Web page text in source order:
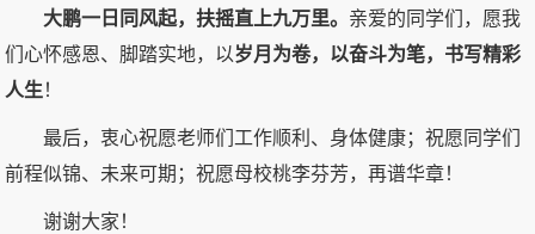
大鹏一日同风起，扶摇直上九万里。 亲爱的同学们，愿我
们心怀感恩、脚踏实地，以岁月为卷， 以奋斗为笔，书写精彩
人生 ！
最后，衷心祝愿老师们工作顺利、身体健康；祝愿同学们
前程似锦、未来可期；祝愿母校桃李芬芳，再谱华章！
谢谢大家！